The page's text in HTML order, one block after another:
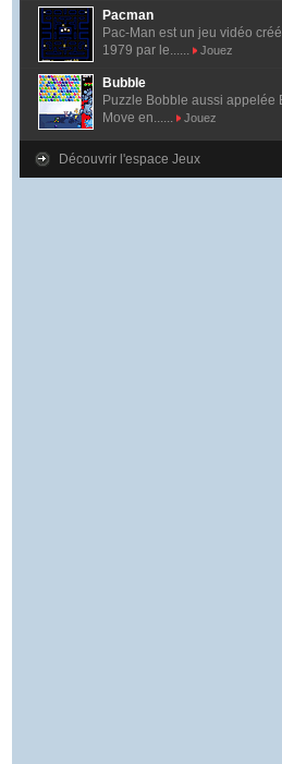
Pacman
Pac-Man est un jeu vidéo
1979 par le......
Jouez
Bubble
Puzzle Bobble aussi appelée
Move en......
Jouez
Découvrir l'espace Jeux